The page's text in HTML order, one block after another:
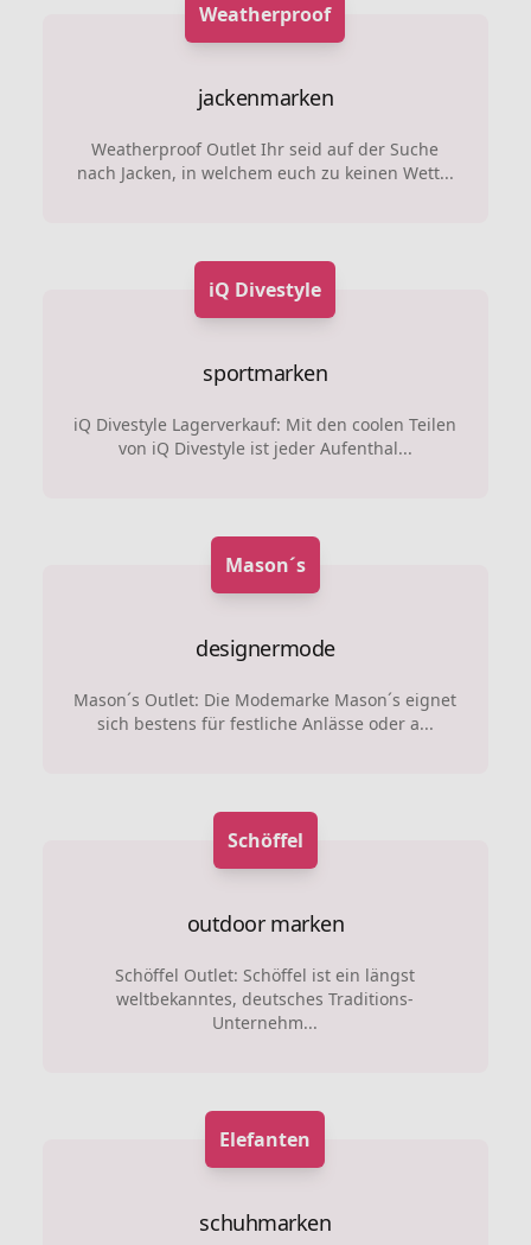
Weatherproof
jackenmarken
Weatherproof Outlet Ihr seid auf der Suche
nach Jacken, in welchem euch zu keinen Wett...
iQ Divestyle
sportmarken
iQ Divestyle Lagerverkauf: Mit den coolen Teilen
von iQ Divestyle ist jeder Aufenthal...
Mason´s
designermode
Mason´s Outlet: Die Modemarke Mason´s eignet
sich bestens für festliche Anlässe oder a...
Schöffel
outdoor marken
Schöffel Outlet: Schöffel ist ein längst
weltbekanntes, deutsches Traditions-
Unternehm...
Elefanten
schuhmarken